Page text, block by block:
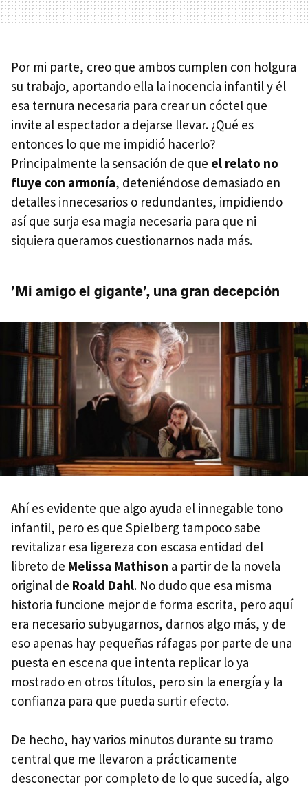
Por mi parte, creo que ambos cumplen con holgura
su trabajo, aportando ella la inocencia infantil y él
esa ternura necesaria para crear un cóctel que
invite al espectador a dejarse llevar. ¿Qué es
entonces lo que me impidió hacerlo?
Principalmente la sensación de que el relato no
fluye con armonía, deteniéndose demasiado en
detalles innecesarios o redundantes, impidiendo
así que surja esa magia necesaria para que ni
siquiera queramos cuestionarnos nada más.
’Mi amigo el gigante’, una gran decepción
Ahí es evidente que algo ayuda el innegable tono
infantil, pero es que Spielberg tampoco sabe
revitalizar esa ligereza con escasa entidad del
libreto de Melissa Mathison a partir de la novela
original de Roald Dahl. No dudo que esa misma
historia funcione mejor de forma escrita, pero aquí
era necesario subyugarnos, darnos algo más, y de
eso apenas hay pequeñas ráfagas por parte de una
puesta en escena que intenta replicar lo ya
mostrado en otros títulos, pero sin la energía y la
confianza para que pueda surtir efecto.
De hecho, hay varios minutos durante su tramo
central que me llevaron a prácticamente
desconectar por completo de lo que sucedía, algo